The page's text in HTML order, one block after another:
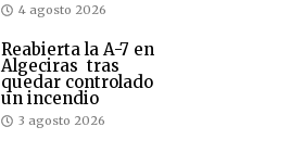
4 agosto 2026
Reabierta la A-7 en
Algeciras tras
quedar controlado
un incendio
3 agosto 2026